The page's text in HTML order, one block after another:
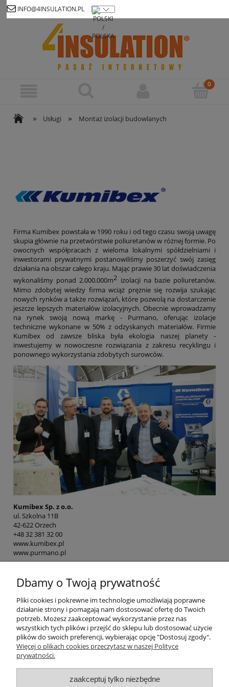
INFO@4INSULATION.PL
Zarejestruj się
» Usługi » Montaż izolacji budowlanych
Firma Kumibex powstała w 1990 roku i od tego czasu swoją uwagę
skupia głównie na przetwórstwie poliuretanów w różnej formie. Po
owocnych współpracach z wieloma lokalnymi spółdzielniami i
inwestorami prywatnymi postanowiliśmy poszerzyć swój zasięg
działania na obszar całego kraju. Mając prawie 30 lat doświadczenia
wykonaliśmy ponad 2.000.000m2 izolacji na bazie poliuretanów.
Mimo zdobytej wiedzy firma wciąż prężnie się rozwija szukając
nowych rynków a także rozwiązań, które pozwolą na dostarczenie
jeszcze lepszych materiałów izolacyjnych. Obecnie wprowadzamy
na rynek swoją nową markę - Purmano, oferując izolacje
techniczne wykonane w 50% z odzyskanych materiałów. Firmie
Kumibex od zawsze bliska była ekologia naszej planety -
inwestujemy w nowoczesne rozwiązania z zakresu recyklingu i
ponownego wykorzystania zdobytych surowców.
Kumibex Sp. z o.o.
ul. Szkolna 11B
42-622 Orzech
+48 32 381 32 00
www.kumibex.pl
www.purmano.pl
Pomoc
Kategorie
Płatności i dostawa
Informacje
Dbamy o Twoją prywatność
Pliki cookies i pokrewne im technologie umożliwiają poprawne
działanie strony i pomagają nam dostosować ofertę do Twoich
potrzeb. Możesz zaakceptować wykorzystanie przez nas
wszystkich tych plików i przejść do sklepu lub dostosować użycie
plików do swoich preferencji, wybierając opcję "Dostosuj zgody".
Więcej o plikach cookies przeczytasz w naszej Polityce
prywatności.
zaakceptuj tylko niezbędne